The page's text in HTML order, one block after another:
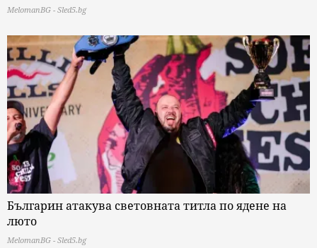
MelomanBG - Sled5.bg
Българин атакува световната титла по ядене на
люто
MelomanBG - Sled5.bg